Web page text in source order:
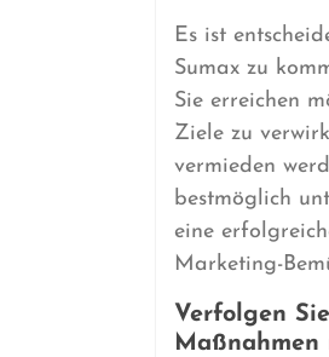
Es ist
Sumax zu
Sie erreichen
Ziele zu
vermieden
bestmöglich
eine
Marketing-
Verfolgen
Maßnahmen